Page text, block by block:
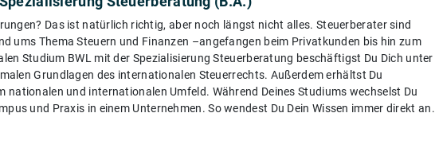
Das ist natürlich richtig, aber noch längst nicht alles. Steuerberater sind
ums Thema Steuern und Finanzen –angefangen beim Privatkunden bis hin zum
Studium BWL mit der Spezialisierung Steuerberatung beschäftigst Du Dich unter
Grundlagen des internationalen Steuerrechts. Außerdem erhältst Du
nationalen und internationalen Umfeld. Während Deines Studiums wechselst Du
und Praxis in einem Unternehmen. So wendest Du Dein Wissen immer direkt an.